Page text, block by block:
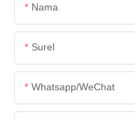
Nama
Surel
Whatsapp/WeChat